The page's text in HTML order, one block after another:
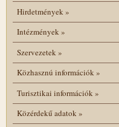
Hirdetmények»
Intézmények»
Szervezetek»
Közhasznú információk»
Turisztikai információk»
Közérdekű adatok»